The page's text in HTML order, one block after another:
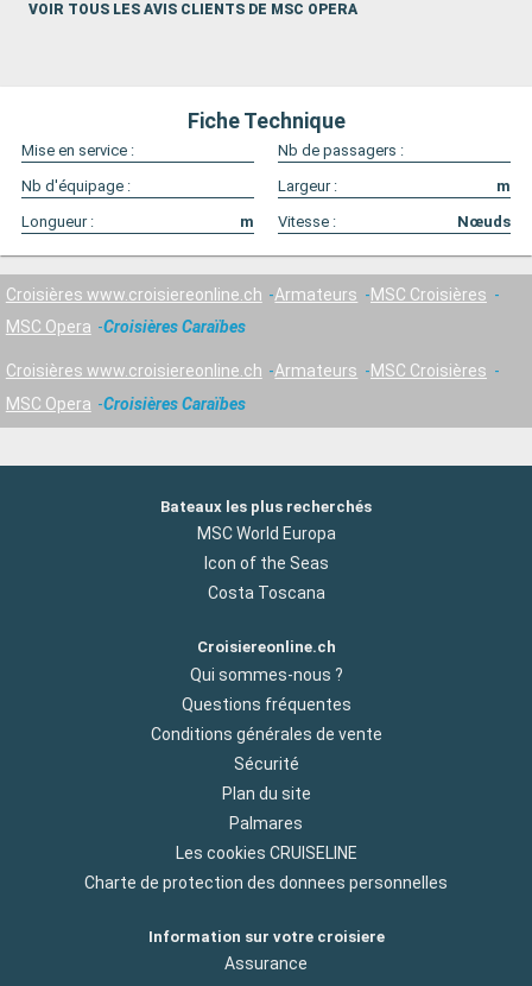
VOIR TOUS LES AVIS CLIENTS DE MSC OPERA
Fiche Technique
Mise en service :
Nb de passagers :
Nb d'équipage :
Largeur :
m
Longueur :
m Vitesse : Nœuds
Croisières www.croisiereonline.ch Armateurs
MSC Croisières
MSC Opera
Croisières Caraïbes
Croisières www.croisiereonline.ch Armateurs
MSC Croisières
MSC Opera
Croisières Caraïbes
Bateaux les plus recherchés
MSC World Europa
Icon of the Seas
Costa Toscana
Croisiereonline.ch
Qui sommes-nous ?
Questions fréquentes
Conditions générales de vente
Sécurité
Plan du site
Palmares
Les cookies CRUISELINE
Charte de protection des donnees personnelles
Information sur votre croisiere
Assurance